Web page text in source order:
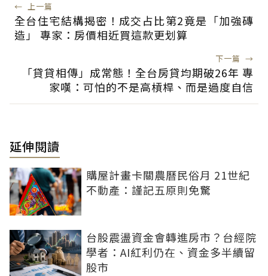
← 上一篇
全台住宅結構揭密！成交占比第2竟是「加強磚
造」 專家：房價相近買這款更划算
下一篇 →
「貸貸相傳」成常態！全台房貸均期破26年 專
家嘆：可怕的不是高槓桿、而是過度自信
延伸閱讀
購屋計畫卡關農曆民俗月 21世紀
不動產：謹記五原則免驚
台股震盪資金會轉進房市？台經院
學者：AI紅利仍在、資金多半續留
股市